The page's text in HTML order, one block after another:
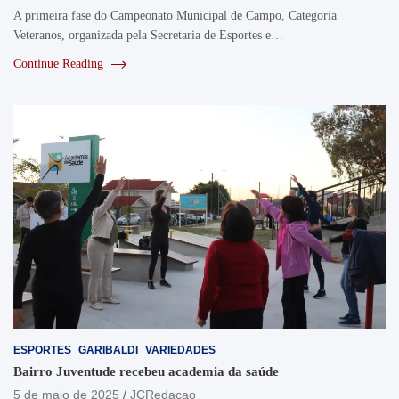
A primeira fase do Campeonato Municipal de Campo, Categoria
Veteranos, organizada pela Secretaria de Esportes e…
Continue Reading
ESPORTES GARIBALDI VARIEDADES
Bairro Juventude recebeu academia da saúde
5 de maio de 2025
JCRedacao